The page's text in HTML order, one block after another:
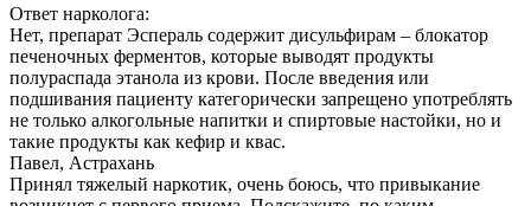
Ответ нарколога:
Нет, препарат Эспераль содержит дисульфирам – блокатор
печеночных ферментов, которые выводят продукты
полураспада этанола из крови. После введения или
подшивания пациенту категорически запрещено употреблять
не только алкогольные напитки и спиртовые настойки, но и
такие продукты как кефир и квас.
Павел, Астрахань
Принял тяжелый наркотик, очень боюсь, что привыкание